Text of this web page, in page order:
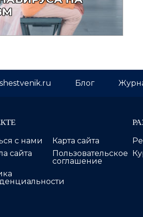
Блог
с нами
Карта сайта
сайта
Пользовательское
соглашение